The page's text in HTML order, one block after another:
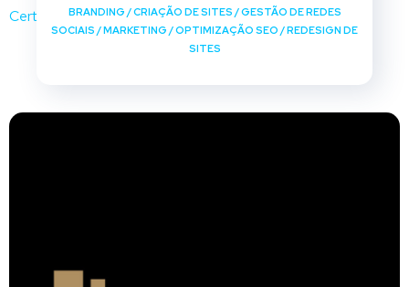
BRANDING /CRIAÇÃO DE SITES /GESTÃO DE REDES
SOCIAIS /MARKETING /OPTIMIZAÇÃO SEO /REDESIGN DE
SITES